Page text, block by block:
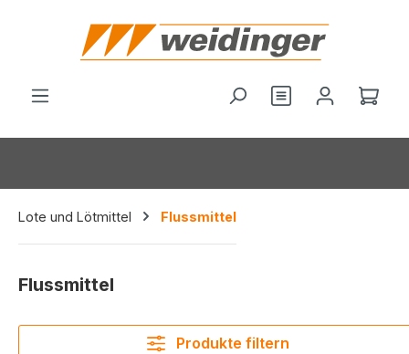
springen
Du hast 0
Lote und Lötmittel Flussmittel
Flussmittel
Produkte filtern